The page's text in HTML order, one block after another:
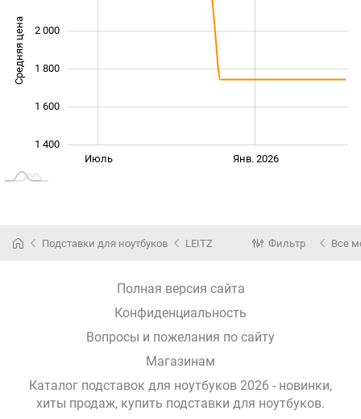
Средняя цена
1 400
1 600
1 800
2 000
Янв. 2025Июль Янв. 2026
Подставки для ноутбуков LEITZ Фильтр Все
Полная версия сайта
Конфиденциальность
Вопросы и пожелания по сайту
Магазинам
Каталог подставок для ноутбуков 2026 - новинки,
хиты продаж, купить подставки для ноутбуков.